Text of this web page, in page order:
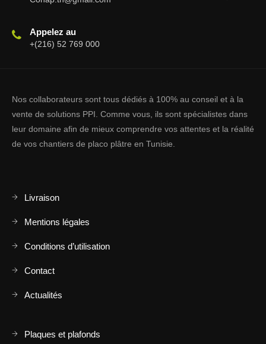
Appelez au
+(216) 52 769 000
Nos collaborateurs sont tous dédiés à 100% au conseil et à la
vente de solutions PPI. Comme vous, ils sont spécialistes dans
leur domaine afin de mieux comprendre vos attentes et la réalité
de vos chantiers de placo plâtre en Tunisie.
Livraison
Mentions légales
Conditions d’utilisation
Contact
Actualités
Plaques et plafonds